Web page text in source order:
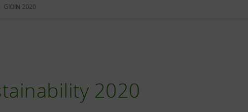
GIOIN 2020
2020